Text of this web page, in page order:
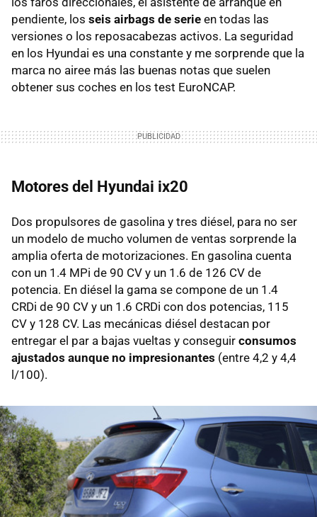
pendiente, los seis airbags de serie en todas las
versiones o los reposacabezas activos. La seguridad
en los Hyundai es una constante y me sorprende que la
marca no airee más las buenas notas que suelen
obtener sus coches en los test EuroNCAP.
Motores del Hyundai ix20
Dos propulsores de gasolina y tres diésel, para no ser
un modelo de mucho volumen de ventas sorprende la
amplia oferta de motorizaciones. En gasolina cuenta
con un 1.4 MPi de 90 CV y un 1.6 de 126 CV de
potencia. En diésel la gama se compone de un 1.4
CRDi de 90 CV y un 1.6 CRDi con dos potencias, 115
CV y 128 CV. Las mecánicas diésel destacan por
entregar el par a bajas vueltas y conseguir consumos
ajustados aunque no impresionantes (entre 4,2 y 4,4
l/100).